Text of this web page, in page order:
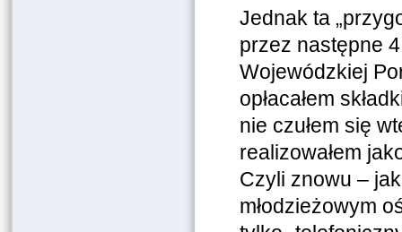
Jednak ta
przez następne
Wojewódzkiej
opłacałem
nie czułem się
realizowałem
Czyli znowu –
młodzieżowym